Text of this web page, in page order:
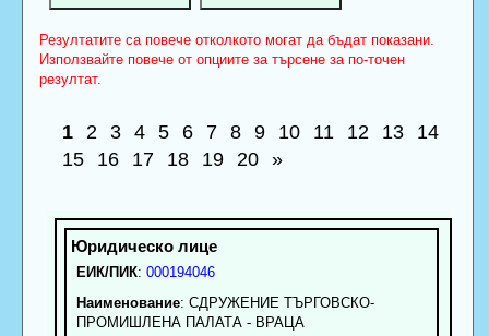
Резултатите са повече отколкото могат да бъдат показани.
Използвайте повече от опциите за търсене за по-точен
резултат.
1 2 3 4 5 6 7 8 9 10 11 12 13
14
15
16 17 18 19 20 »
ЕИК/ПИК: 000194046
Наименование: СДРУЖЕНИЕ ТЪРГОВСКО-
ПРОМИШЛЕНА ПАЛАТА - ВРАЦА